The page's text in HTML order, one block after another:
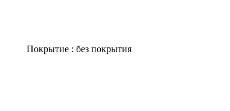
Покрытие : без покрытия